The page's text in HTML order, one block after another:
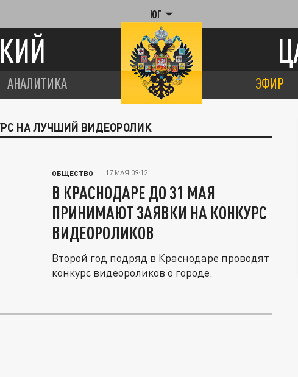
ЮГ
АНАЛИТИКА ЭФИР
НА ЛУЧШИЙ ВИДЕОРОЛИК
ОБЩЕСТВО 17 МАЯ 09:12
В КРАСНОДАРЕ ДО 31 МАЯ
ПРИНИМАЮТ ЗАЯВКИ НА КОНКУРС
ВИДЕОРОЛИКОВ
Второй год подряд в Краснодаре проводят
конкурс видеороликов о городе.